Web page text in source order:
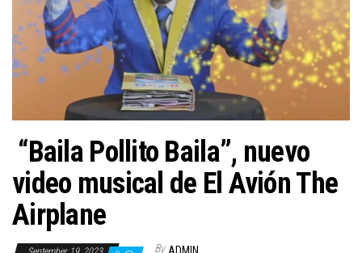
“Baila Pollito Baila”, nuevo
video musical de El Avión The
Airplane
By